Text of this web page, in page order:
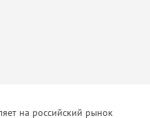
на российский рынок